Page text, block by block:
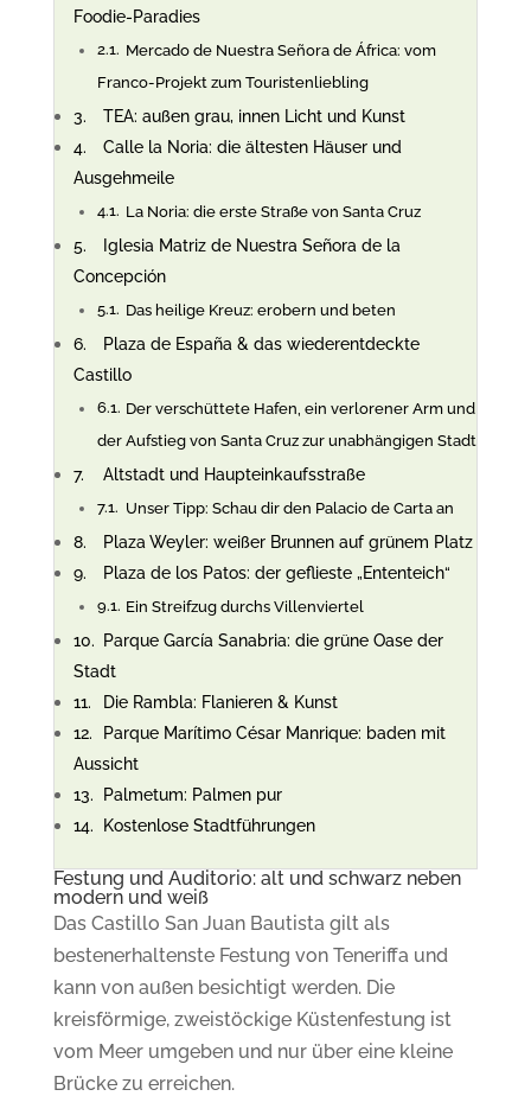
Foodie-Paradies
Mercado de Nuestra Señora de África: vom
Franco-Projekt zum Touristenliebling
TEA: außen grau, innen Licht und Kunst
Calle la Noria: die ältesten Häuser und
Ausgehmeile
La Noria: die erste Straße von Santa Cruz
Iglesia Matriz de Nuestra Señora de la
Concepción
Das heilige Kreuz: erobern und beten
Plaza de España & das wiederentdeckte
Castillo
Der verschüttete Hafen, ein verlorener Arm und
der Aufstieg von Santa Cruz zur unabhängigen Stadt
Altstadt und Haupteinkaufsstraße
Unser Tipp: Schau dir den Palacio de Carta an
Plaza Weyler: weißer Brunnen auf grünem Platz
Plaza de los Patos: der geflieste „Ententeich“
Ein Streifzug durchs Villenviertel
Parque García Sanabria: die grüne Oase der
Stadt
Die Rambla: Flanieren & Kunst
Parque Marítimo César Manrique: baden mit
Aussicht
Palmetum: Palmen pur
Kostenlose Stadtführungen
Festung und Auditorio: alt und schwarz neben
modern und weiß
Das Castillo San Juan Bautista gilt als
bestenerhaltenste Festung von Teneriffa und
kann von außen besichtigt werden. Die
kreisförmige, zweistöckige Küstenfestung ist
vom Meer umgeben und nur über eine kleine
Brücke zu erreichen.